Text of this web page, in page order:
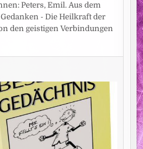
Peters, Emil. Aus dem
- Die Heilkraft der
den geistigen Verbindungen